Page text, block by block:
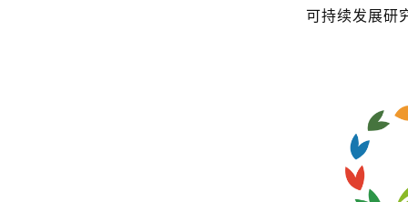
可持续发展研